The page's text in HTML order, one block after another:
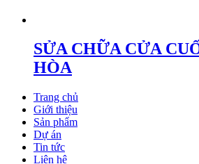
SỬA CHỮA CỬA
HÒA
Trang chủ
Giới thiệu
Sản phẩm
Dự án
Tin tức
Liên hệ